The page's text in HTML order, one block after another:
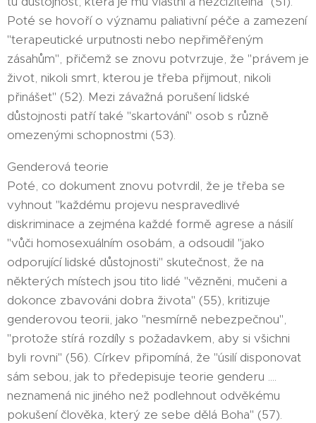
Poté se hovoří o významu paliativní péče a zamezení
"terapeutické urputnosti nebo nepřiměřeným
zásahům", přičemž se znovu potvrzuje, že "právem je
život, nikoli smrt, kterou je třeba přijmout, nikoli
přinášet" (52). Mezi závažná porušení lidské
důstojnosti patří také "skartování" osob s různě
omezenými schopnostmi (53).
Genderová teorie
Poté, co dokument znovu potvrdil, že je třeba se
vyhnout "každému projevu nespravedlivé
diskriminace a zejména každé formě agrese a násilí
"vůči homosexuálním osobám, a odsoudil "jako
odporující lidské důstojnosti" skutečnost, že na
některých místech jsou tito lidé "vězněni, mučeni a
dokonce zbavováni dobra života" (55), kritizuje
genderovou teorii, jako "nesmírně nebezpečnou",
"protože stírá rozdíly s požadavkem, aby si všichni
byli rovni" (56). Církev připomíná, že "úsilí disponovat
sám sebou, jak to předepisuje teorie genderu ....
neznamená nic jiného než podlehnout odvěkému
pokušení člověka, který ze sebe dělá Boha" (57).